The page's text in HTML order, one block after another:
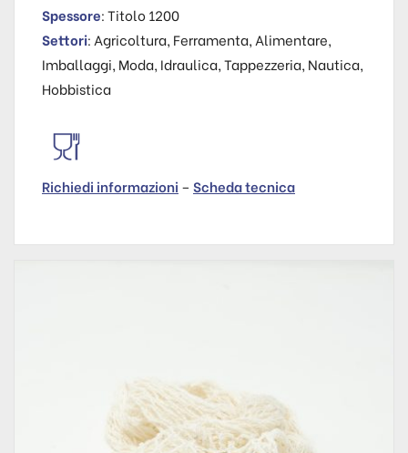
Spessore: Titolo 1200
Settori: Agricoltura, Ferramenta, Alimentare,
Imballaggi, Moda, Idraulica, Tappezzeria, Nautica,
Hobbistica
Richiedi informazioni – Scheda tecnica